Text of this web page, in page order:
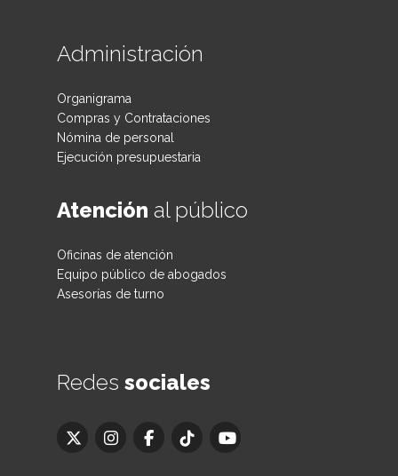
Administración
Organigrama
Compras y Contrataciones
Nómina de personal
Ejecución presupuestaria
Atención al público
Oficinas de atención
Equipo público de abogados
Asesorías de turno
Redes sociales